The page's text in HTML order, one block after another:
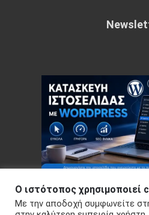
Copyright © 2026 Your e-
Ο ιστότοπος χρησιμοποιεί
Με την αποδοχή συμφωνείτε